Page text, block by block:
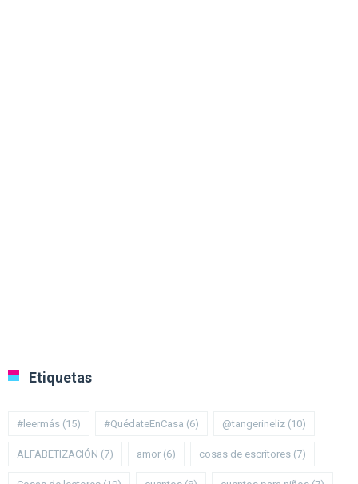
Etiquetas
#leermás (15) #QuédateEnCasa (6) @tangerineliz (10)
ALFABETIZACIÓN (7) amor (6) cosas de escritores (7)